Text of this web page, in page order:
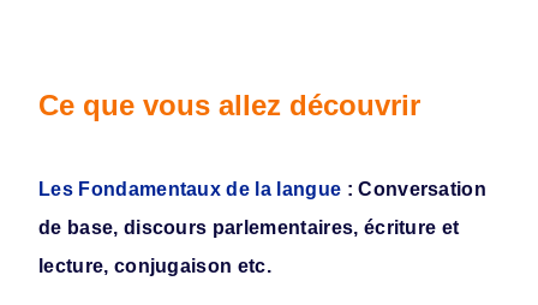
Ce que vous allez découvrir
Les Fondamentaux de la langue : Conversation
de base, discours parlementaires, écriture et
lecture, conjugaison etc.